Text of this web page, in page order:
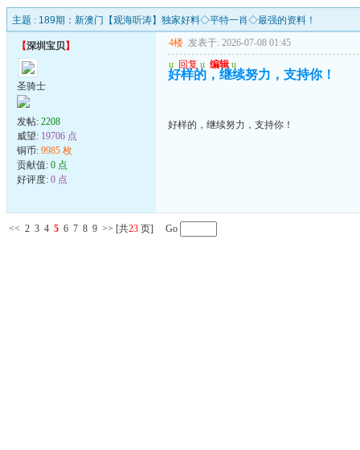
主题 : 189期：新澳门【观海听涛】独家好料◇平特一肖◇最强的资料！
【深圳宝贝】
圣骑士
发帖: 2208
威望: 19706 点
铜币: 9985 枚
贡献值: 0 点
好评度: 0 点
4楼 发表于: 2026-07-08 01:45
u 回复 u 编辑 u
好样的，继续努力，支持你！
好样的，继续努力，支持你！
<< 2 3 4 5 6 7 8 9 >> [共23 页] Go